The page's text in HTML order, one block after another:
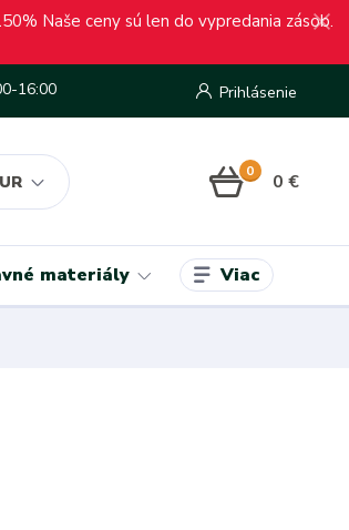
Naše ceny sú len do vypredania zásob.
Prihlásenie
16:00
0 0 €
materiály Viac